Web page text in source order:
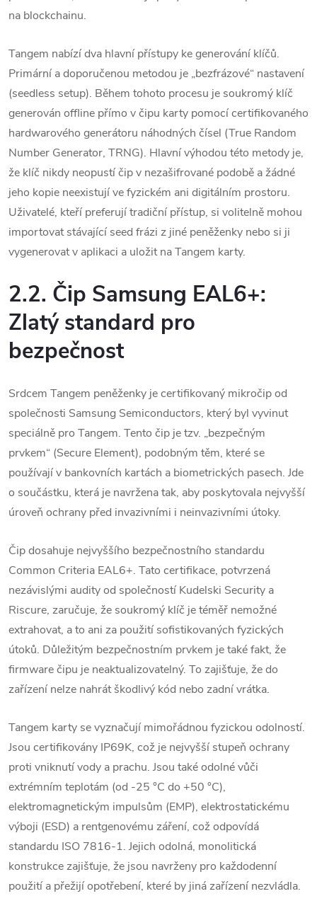
na blockchainu.
Tangem nabízí dva hlavní přístupy ke generování klíčů.
Primární a doporučenou metodou je „bezfrázové“ nastavení
(seedless setup). Během tohoto procesu je soukromý klíč
generován offline přímo v čipu karty pomocí certifikovaného
hardwarového generátoru náhodných čísel (True Random
Number Generator, TRNG). Hlavní výhodou této metody je,
že klíč nikdy neopustí čip v nezašifrované podobě a žádné
jeho kopie neexistují ve fyzickém ani digitálním prostoru.
Uživatelé, kteří preferují tradiční přístup, si volitelně mohou
importovat stávající seed frázi z jiné peněženky nebo si ji
vygenerovat v aplikaci a uložit na Tangem karty.
2.2. Čip Samsung EAL6+:
Zlatý standard pro
bezpečnost
Srdcem Tangem peněženky je certifikovaný mikročip od
společnosti Samsung Semiconductors, který byl vyvinut
speciálně pro Tangem. Tento čip je tzv. „bezpečným
prvkem“ (Secure Element), podobným těm, které se
používají v bankovních kartách a biometrických pasech. Jde
o součástku, která je navržena tak, aby poskytovala nejvyšší
úroveň ochrany před invazivními i neinvazivními útoky.
Čip dosahuje nejvyššího bezpečnostního standardu
Common Criteria EAL6+. Tato certifikace, potvrzená
nezávislými audity od společností Kudelski Security a
Riscure, zaručuje, že soukromý klíč je téměř nemožné
extrahovat, a to ani za použití sofistikovaných fyzických
útoků. Důležitým bezpečnostním prvkem je také fakt, že
firmware čipu je neaktualizovatelný. To zajišťuje, že do
zařízení nelze nahrát škodlivý kód nebo zadní vrátka.
Tangem karty se vyznačují mimořádnou fyzickou odolností.
Jsou certifikovány IP69K, což je nejvyšší stupeň ochrany
proti vniknutí vody a prachu. Jsou také odolné vůči
extrémním teplotám (od -25 °C do +50 °C),
elektromagnetickým impulsům (EMP), elektrostatickému
výboji (ESD) a rentgenovému záření, což odpovídá
standardu ISO 7816-1. Jejich odolná, monolitická
konstrukce zajišťuje, že jsou navrženy pro každodenní
použití a přežijí opotřebení, které by jiná zařízení nezvládla.